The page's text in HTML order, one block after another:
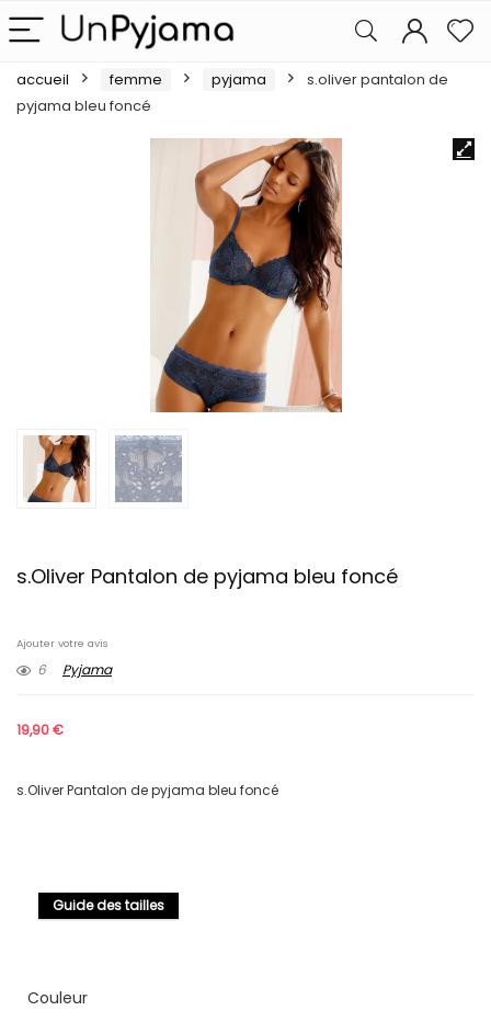
accueil femme pyjama
s.oliver pantalon de
pyjama bleu foncé
s.Oliver Pantalon de pyjama bleu foncé
Ajouter votre avis
6 Pyjama
19,90€
s.Oliver Pantalon de pyjama bleu foncé
Guide des tailles
Couleur